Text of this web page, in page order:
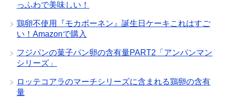
っふわで美味しい！
鶏卵不使用『モカボーネン』誕生日ケーキこれはすご
い！Amazonで購入
フジパンの菓子パン卵の含有量PART2「アンパンマン
シリーズ」
ロッテコアラのマーチシリーズに含まれる鶏卵の含有
量